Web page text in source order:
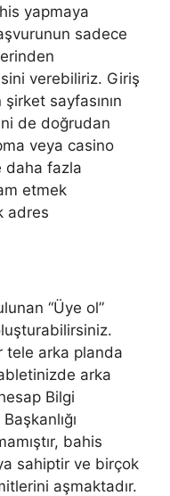
yapmaya
sadece
verebiliriz. Giriş
sayfasının
de doğrudan
veya casino
daha fazla
etmek
adres
“Üye ol”
tele arka planda
arka
Bilgi
bahis
sahiptir ve birçok
aşmaktadır.